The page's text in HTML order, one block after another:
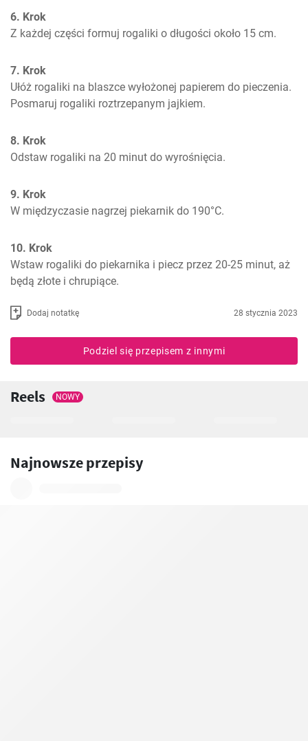
6. Krok
Z każdej części formuj rogaliki o długości około 15 cm.
7. Krok
Ułóż rogaliki na blaszce wyłożonej papierem do pieczenia.
Posmaruj rogaliki roztrzepanym jajkiem.
8. Krok
Odstaw rogaliki na 20 minut do wyrośnięcia.
9. Krok
W międzyczasie nagrzej piekarnik do 190°C.
10. Krok
Wstaw rogaliki do piekarnika i piecz przez 20-25 minut, aż
będą złote i chrupiące.
Dodaj notatkę 28 stycznia 2023
Podziel się przepisem z innymi
Reels NOWY
Najnowsze przepisy